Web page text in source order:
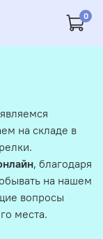
0
на складе в
, благодаря
на нашем
вопросы
места.